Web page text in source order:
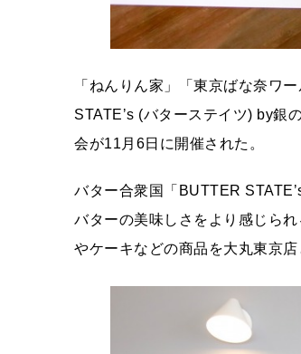
「ねんりん家」「東京ばな奈ワ
STATEʼs (バターステイツ) by銀
会が11月6日に開催された。
バター合衆国「BUTTER
バターの美味しさをより感じら
やケーキなどの商品を大丸東京